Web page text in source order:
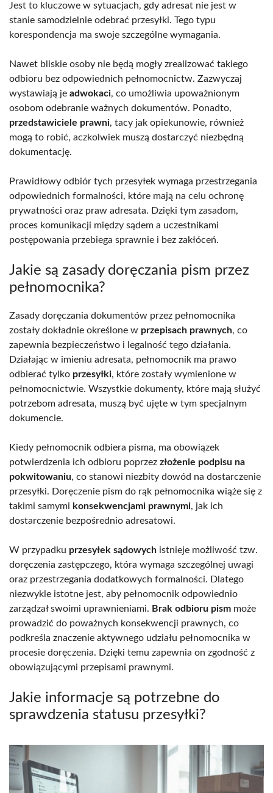
Jest to kluczowe w sytuacjach, gdy adresat nie jest w
stanie samodzielnie odebrać przesyłki. Tego typu
korespondencja ma swoje szczególne wymagania.
Nawet bliskie osoby nie będą mogły zrealizować takiego
odbioru bez odpowiednich pełnomocnictw. Zazwyczaj
wystawiają je adwokaci, co umożliwia upoważnionym
osobom odebranie ważnych dokumentów. Ponadto,
przedstawiciele prawni, tacy jak opiekunowie, również
mogą to robić, aczkolwiek muszą dostarczyć niezbędną
dokumentację.
Prawidłowy odbiór tych przesyłek wymaga przestrzegania
odpowiednich formalności, które mają na celu ochronę
prywatności oraz praw adresata. Dzięki tym zasadom,
proces komunikacji między sądem a uczestnikami
postępowania przebiega sprawnie i bez zakłóceń.
Jakie są zasady doręczania pism przez
pełnomocnika?
Zasady doręczania dokumentów przez pełnomocnika
zostały dokładnie określone w przepisach prawnych, co
zapewnia bezpieczeństwo i legalność tego działania.
Działając w imieniu adresata, pełnomocnik ma prawo
odbierać tylko przesyłki, które zostały wymienione w
pełnomocnictwie. Wszystkie dokumenty, które mają służyć
potrzebom adresata, muszą być ujęte w tym specjalnym
dokumencie.
Kiedy pełnomocnik odbiera pisma, ma obowiązek
potwierdzenia ich odbioru poprzez złożenie podpisu na
pokwitowaniu, co stanowi niezbity dowód na dostarczenie
przesyłki. Doręczenie pism do rąk pełnomocnika wiąże się z
takimi samymi konsekwencjami prawnymi, jak ich
dostarczenie bezpośrednio adresatowi.
W przypadku przesyłek sądowych istnieje możliwość tzw.
doręczenia zastępczego, która wymaga szczególnej uwagi
oraz przestrzegania dodatkowych formalności. Dlatego
niezwykle istotne jest, aby pełnomocnik odpowiednio
zarządzał swoimi uprawnieniami. Brak odbioru pism może
prowadzić do poważnych konsekwencji prawnych, co
podkreśla znaczenie aktywnego udziału pełnomocnika w
procesie doręczenia. Dzięki temu zapewnia on zgodność z
obowiązującymi przepisami prawnymi.
Jakie informacje są potrzebne do
sprawdzenia statusu przesyłki?